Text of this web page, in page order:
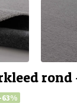
rond
-63%